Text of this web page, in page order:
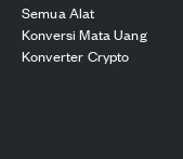
Semua Alat
Konversi Mata Uang
Konverter Crypto